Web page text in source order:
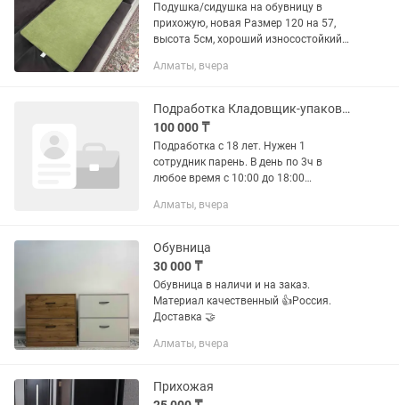
Подушка/сидушка на обувницу в
прихожую, новая Размер 120 на 57,
высота 5см, хороший износостойкий
поролон Можно обрезать, подшить под
Алматы, вчера
Подработка Кладовщик-упаковщик товаров
100 000 ₸
Подработка с 18 лет. Нужен 1
сотрудник парень. В день по 3ч в
любое время с 10:00 до 18:00
до 15:00), без выходных, так как и так
Алматы, вчера
Обувница
30 000 ₸
Обувница в наличи и на заказ.
Материал качественный 👍Россия.
Доставка 🤝
Алматы, вчера
Прихожая